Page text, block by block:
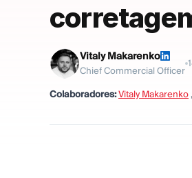
Vitaly Makarenko
Chief Commercial Officer
Colaboradores:Vitaly Makarenko ,